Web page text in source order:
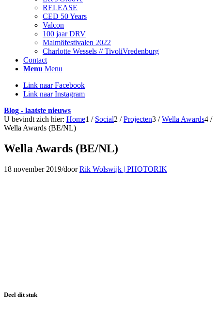
RELEASE
CED 50 Years
Valcon
100 jaar DRV
Malmöfestivalen 2022
Charlotte Wessels // TivoliVredenburg
Contact
Menu Menu
Link naar Facebook
Link naar Instagram
Blog - laatste nieuws
U bevindt zich hier: Home1 / Social2 / Projecten3 / Wella Awards4 /
Wella Awards (BE/NL)
Wella Awards (BE/NL)
18 november 2019/doorRik Wolswijk | PHOTORIK
Deel dit stuk